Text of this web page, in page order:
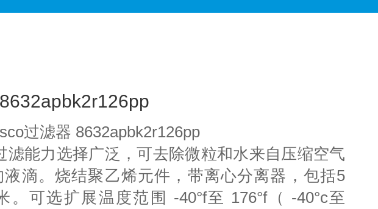
过滤器 8632apbk2r126pp
滤能力选择广泛，可去除微粒和水来自压缩空气
滴。烧结聚乙烯元件，带离心分离器，包括5
。可选扩展温度范围 -40°f至 176°f（ -40°c至